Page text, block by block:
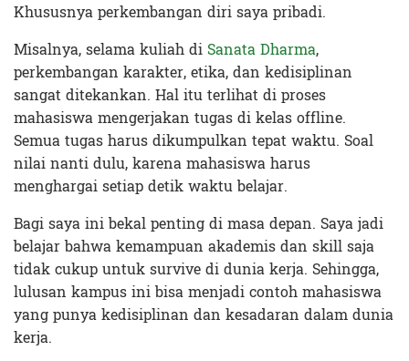
Khususnya perkembangan diri saya pribadi.
Misalnya, selama kuliah di Sanata Dharma,
perkembangan karakter, etika, dan kedisiplinan
sangat ditekankan. Hal itu terlihat di proses
mahasiswa mengerjakan tugas di kelas offline.
Semua tugas harus dikumpulkan tepat waktu. Soal
nilai nanti dulu, karena mahasiswa harus
menghargai setiap detik waktu belajar.
Bagi saya ini bekal penting di masa depan. Saya jadi
belajar bahwa kemampuan akademis dan skill saja
tidak cukup untuk survive di dunia kerja. Sehingga,
lulusan kampus ini bisa menjadi contoh mahasiswa
yang punya kedisiplinan dan kesadaran dalam dunia
kerja.